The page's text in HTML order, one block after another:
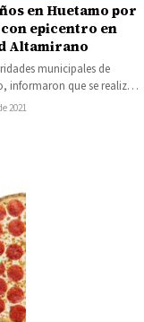
en Huetamo por
epicentro en
Altamirano
municipales de
informaron que se realizó
y patrullaje por la
2021